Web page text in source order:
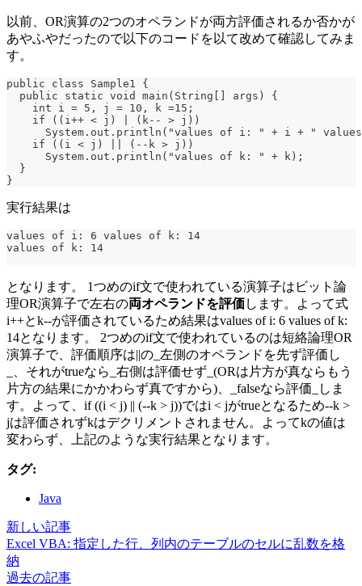
以前、OR演算の2つのオペランドが両方評価されるか否かが
あやふやだったので以下のコードを以て改めて確認してみま
す。
public class Sample1 {
  public static void main(String[] args) {
    int i = 5, j = 10, k =15;
    if ((i++ < j) | (k-- > j))
System.out.println("values of i: " + i + "
    if ((i < j) || (--k > j))
      System.out.println("values of k: " + k);
  }
}
実行結果は
values of i: 6 values of k: 14
values of k: 14
となります。 1つめのif文で使われている演算子はビット論
理OR演算子で左右の両オペランドを評価します。よって式
i++とk--が評価されているため結果はvalues of i: 6 values of k:
14となります。 2つめのif文で使われているのは短絡論理OR
演算子で、評価順序は||の_左側のオペランドを先ず評価し
_、それがtrueなら_右側は評価せず_(ORは片方が真ならもう
片方の結果にかかわらず真ですから)、_falseなら評価_しま
す。よって、if ((i < j) || (--k > j))ではi < jがtrueとなるため--k >
jは評価されずkはデクリメントされません。よってkの値は
変わらず、上記のような実行結果となります。
タグ:
Java
新しい記事
Excel VBA: 指定した行、列内のテーブルのセルに乱数を格
納
過去の記事